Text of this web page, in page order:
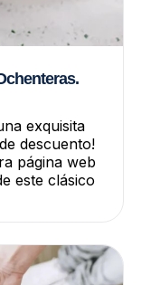
exquisita
descuento!
página web
este clásico